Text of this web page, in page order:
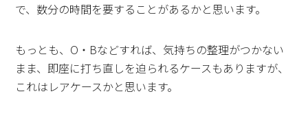
で、数分の時間を要することがあるかと思います。
もっとも、O・Bなどすれば、気持ちの整理がつかない
まま、即座に打ち直しを迫られるケースもありますが、
これはレアケースかと思います。